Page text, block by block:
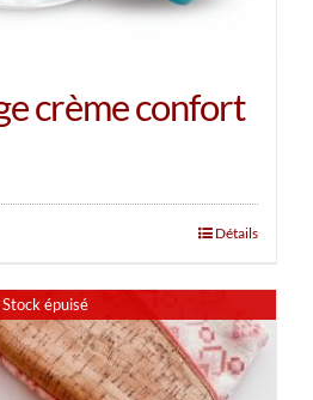
crème confort
Détails
Stock épuisé